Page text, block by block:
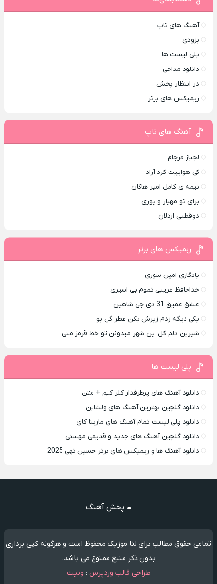
آهنگ های تاپ
بزودی
پلی لیست ها
دانلود مداحی
در انتظار پخش
ریمیکس های برتر
آهنگ های تاپ
لجباز فرجام
کی هواییت کرد آراد
نیمه ی کامل امیر هاکان
برای تو مهیار و پوری
دوقطبی اردلان
ریمیکس های برتر
یادگاری امین سوری
خداحافظ غریبی تموم بی اسیری
عشق عمیق 31 دی جی شاهین
یکی دیگه زدم زیرش بکن عطر گل بو
شیرین دلم کل این شهر میدونن تو خط قرمز منی
پلی لیست ها
دانلود آهنگ های پرطرفدار کلر کیم + متن
دانلود گلچین بهترین آهنگ های ولنتاین
دانلود پلی لیست تمام آهنگ های مارینا کای
دانلود گلچین آهنگ های جدید و قدیمی مهستی
دانلود آهنگ ها و ریمیکس های برتر حسین تهی 2025
پخش آهنگ
تمامی حقوق مطالب برای لنا موزیک محفوظ است و هرگونه کپی برداری
بدون ذکر منبع ممنوع می باشد.
طراحی قالب وردپرس : وبیت